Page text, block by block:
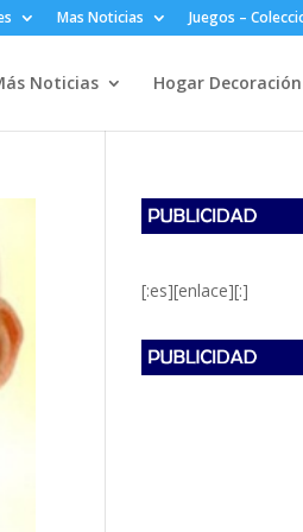
Mas Noticias Juegos –
Noticias Hogar Decoración
[:es][enlace][:]